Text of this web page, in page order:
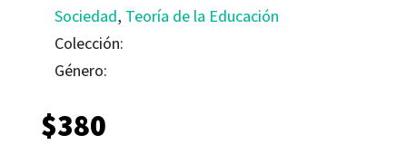
Sociedad, Teoría de la Educación
Colección:
Género:
$380